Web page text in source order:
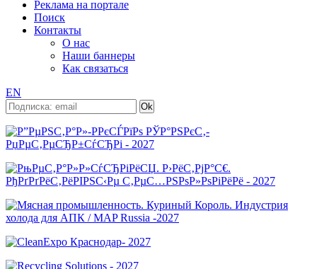
Реклама на портале
Поиск
Контакты
О нас
Наши баннеры
Как связаться
EN